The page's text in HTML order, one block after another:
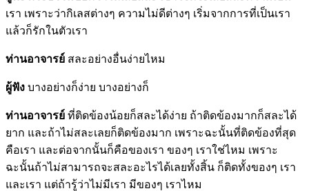
เรา เพราะว่ากิเลสต่างๆ ความไม่ดีต่างๆ เริ่มจากการที่เป็นเรา
แล้วก็รักในตัวเรา
ท่านอาจารย์ สละอย่างอื่นง่ายไหม
ผู้ฟัง บางอย่างก็ง่าย บางอย่างก็
ท่านอาจารย์ ที่ติดข้องน้อยก็สละได้ง่าย ถ้าติดข้องมากก็สละได้
ยาก และถ้าไม่สละเลยก็ติดข้องมาก เพราะฉะนั้นที่ติดข้องที่สุด
คือเรา และต่อจากนั้นก็คือของเรา ของๆ เราใช่ไหม เพราะ
ฉะนั้นถ้าไม่สามารถจะสละอะไรได้เลยทั้งสิ้น ก็ติดทั้งของๆ เรา
และเรา แต่ถ้ารู้ว่าไม่มีเรา มีของๆ เราไหม